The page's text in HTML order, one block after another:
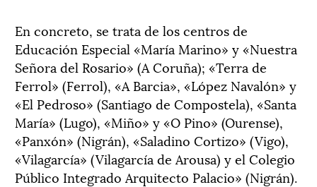
En concreto, se trata de los centros de
Educación Especial «María Marino» y «Nuestra
Señora del Rosario» (A Coruña); «Terra de
Ferrol» (Ferrol), «A Barcia», «López Navalón» y
«El Pedroso» (Santiago de Compostela), «Santa
María» (Lugo), «Miño» y «O Pino» (Ourense),
«Panxón» (Nigrán), «Saladino Cortizo» (Vigo),
«Vilagarcía» (Vilagarcía de Arousa) y el Colegio
Público Integrado Arquitecto Palacio» (Nigrán).